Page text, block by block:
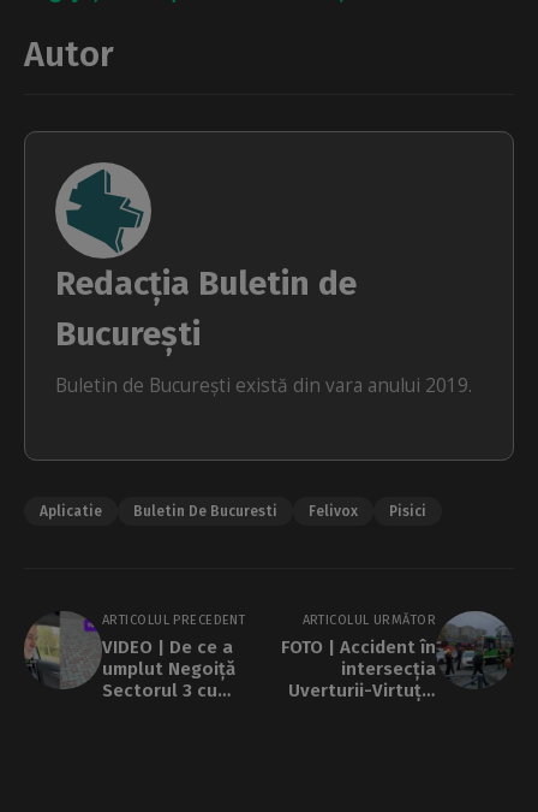
Autor
Redacția Buletin de
București
Buletin de București există din vara anului 2019.
Aplicatie Buletin De Bucuresti Felivox Pisici
ARTICOLUL PRECEDENT
VIDEO | De ce a
umplut Negoiță
Sectorul 3 cu
ARTICOLUL URMĂTOR
FOTO | Accident în
intersecția
Uverturii-Virtuții: